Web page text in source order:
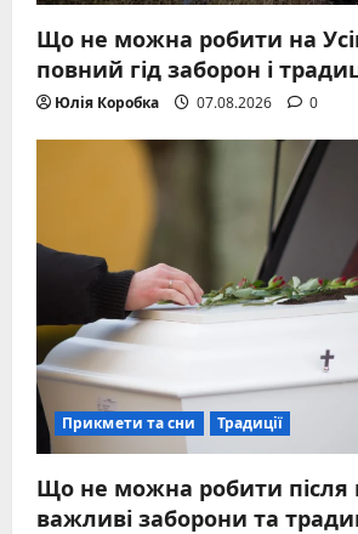
Що не можна робити на
повний гід заборон і
Юлія Коробка 07.08.2026 0
Прикмети та сни Традиції
Що не можна робити після
важливі заборони та